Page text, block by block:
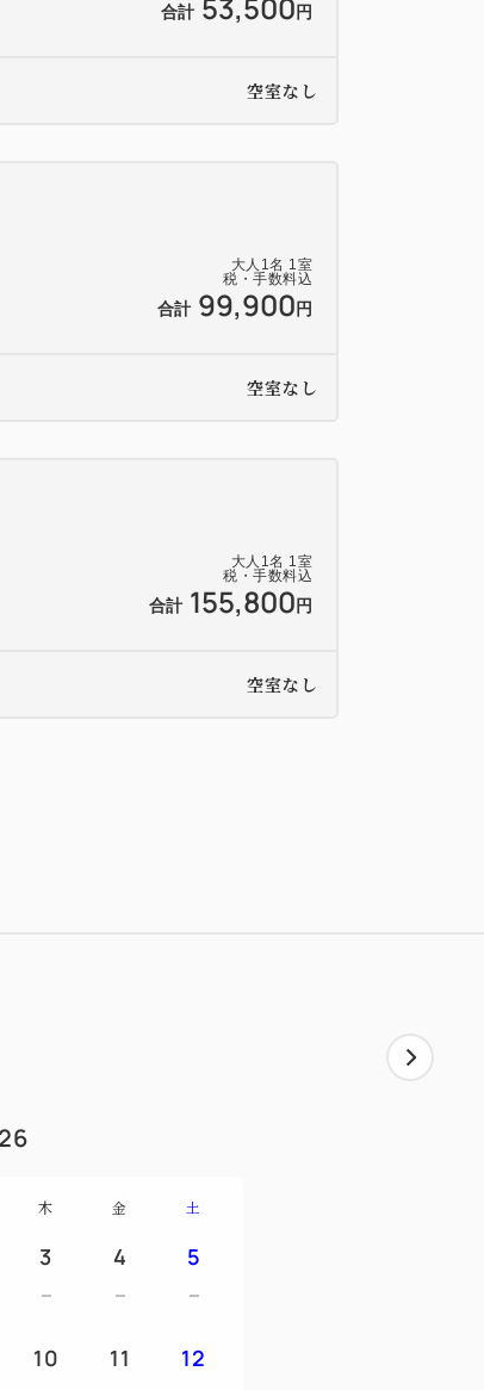
合計 円
空室なし
大人 1名 1室
税・手数料込
合計 99,900 円
空室なし
大人 1名 1室
税・手数料込
合計 155,800 円
空室なし
木 金 土
3 4 5
10 11 12